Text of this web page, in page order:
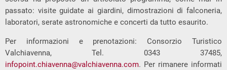
passato: visite guidate ai giardini, dimostrazioni di falconeria,
laboratori, serate astronomiche e concerti da tutto esaurito.
Per informazioni e prenotazioni: Consorzio Turistico
Valchiavenna, Tel. 0343 37485,
infopoint.chiavenna@valchiavenna.com. Per rimanere informati